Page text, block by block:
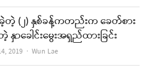
တဲ့ (၂) နှစ်ခန့်ကတည်းက ခေတ်စား
နှာခေါင်းမွေးအရှည်ထားခြင်း
2019 Author
Wun Lae